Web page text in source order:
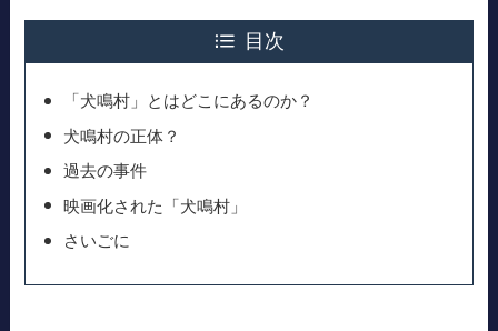
目次
「犬鳴村」とはどこにあるのか？
犬鳴村の正体？
過去の事件
映画化された「犬鳴村」
さいごに